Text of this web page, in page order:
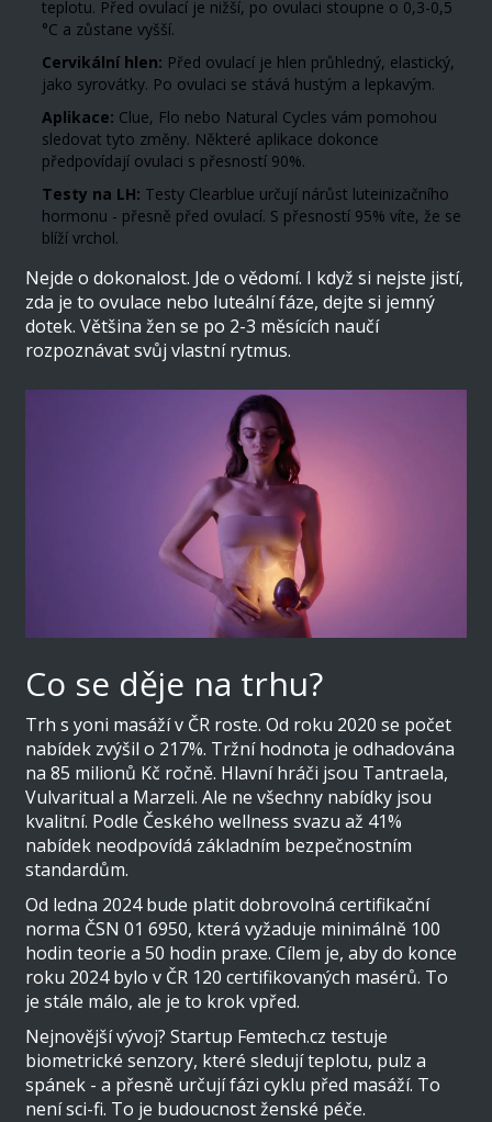
teplotu. Před ovulací je nižší, po ovulaci stoupne o 0,3-0,5
°C a zůstane vyšší.
Cervikální hlen: Před ovulací je hlen průhledný, elastický,
jako syrovátky. Po ovulaci se stává hustým a lepkavým.
Aplikace: Clue, Flo nebo Natural Cycles vám pomohou
sledovat tyto změny. Některé aplikace dokonce
předpovídají ovulaci s přesností 90%.
Testy na LH: Testy Clearblue určují nárůst luteinizačního
hormonu - přesně před ovulací. S přesností 95% víte, že se
blíží vrchol.
Nejde o dokonalost. Jde o vědomí. I když si nejste jistí,
zda je to ovulace nebo luteální fáze, dejte si jemný
dotek. Většina žen se po 2-3 měsících naučí
rozpoznávat svůj vlastní rytmus.
Co se děje na trhu?
Trh s yoni masáží v ČR roste. Od roku 2020 se počet
nabídek zvýšil o 217%. Tržní hodnota je odhadována
na 85 milionů Kč ročně. Hlavní hráči jsou Tantraela,
Vulvaritual a Marzeli. Ale ne všechny nabídky jsou
kvalitní. Podle Českého wellness svazu až 41%
nabídek neodpovídá základním bezpečnostním
standardům.
Od ledna 2024 bude platit dobrovolná certifikační
norma ČSN 01 6950, která vyžaduje minimálně 100
hodin teorie a 50 hodin praxe. Cílem je, aby do konce
roku 2024 bylo v ČR 120 certifikovaných masérů. To
je stále málo, ale je to krok vpřed.
Nejnovější vývoj? Startup Femtech.cz testuje
biometrické senzory, které sledují teplotu, pulz a
spánek - a přesně určují fázi cyklu před masáží. To
není sci-fi. To je budoucnost ženské péče.